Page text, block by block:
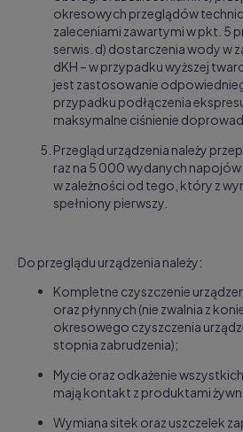
okresowych przeglądów
zaleceniami zawartymi w pkt. 5
serwis. d) dostarczenia wody w
dKH – w przypadku wyższej
jest zastosowanie
przypadku podłączenia
maksymalne ciśnienie
Przegląd urządzenia należy
raz na 5 000 wydanych napojów
w zależności od tego, który z
spełniony pierwszy.
Do przeglądu urządzenia należy:
Kompletne czyszczenie
oraz płynnych (nie zwalnia z
okresowego czyszczenia
stopnia zabrudzenia);
Mycie oraz odkażenie
mają kontakt z produktami
Wymiana sitek oraz uszczelek